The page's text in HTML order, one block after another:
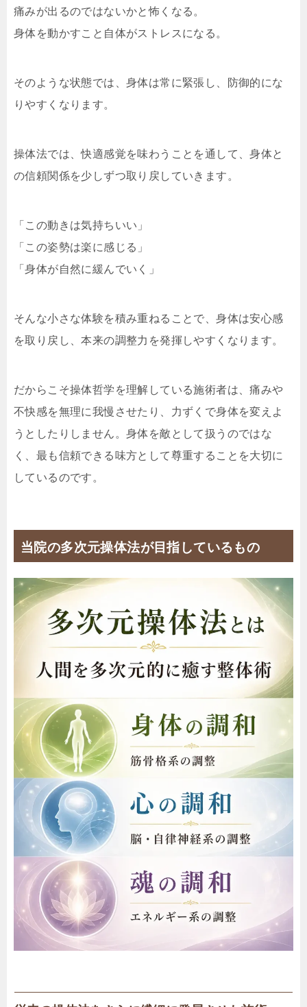
痛みが出るのではないかと怖くなる。
身体を動かすこと自体がストレスになる。
そのような状態では、身体は常に緊張し、防御的にな
りやすくなります。
操体法では、快適感覚を味わうことを通して、身体と
の信頼関係を少しずつ取り戻していきます。
「この動きは気持ちいい」
「この姿勢は楽に感じる」
「身体が自然に緩んでいく」
そんな小さな体験を積み重ねることで、身体は安心感
を取り戻し、本来の調整力を発揮しやすくなります。
だからこそ操体哲学を理解している施術者は、痛みや
不快感を無理に我慢させたり、力ずくで身体を変えよ
うとしたりしません。身体を敵として扱うのではな
く、最も信頼できる味方として尊重することを大切に
しているのです。
当院の多次元操体法が目指しているもの